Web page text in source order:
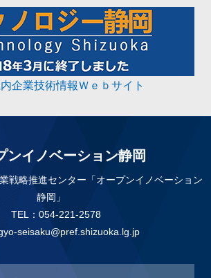
企業技術情報Ｗｅｂサイト
ンイノベーション静岡
戦略推進センター「オープンイノベーション
静岡」
TEL：054-221-2578
seisaku@pref.shizuoka.lg.jp